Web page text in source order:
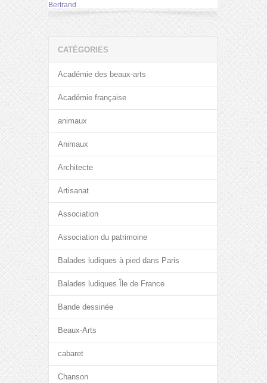
Bertrand
CATÉGORIES
Académie des beaux-arts
Académie française
animaux
Animaux
Architecte
Artisanat
Association
Association du patrimoine
Balades ludiques à pied dans Paris
Balades ludiques Île de France
Bande dessinée
Beaux-Arts
cabaret
Chanson